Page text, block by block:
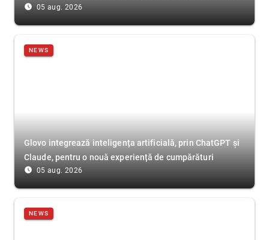
access_time_filled 05 aug. 2026
NEWS
Glovo integrează inteligența artificială, prin ChatGPT și
Claude, pentru o nouă experiență de cumpărături
access_time_filled 05 aug. 2026
NEWS